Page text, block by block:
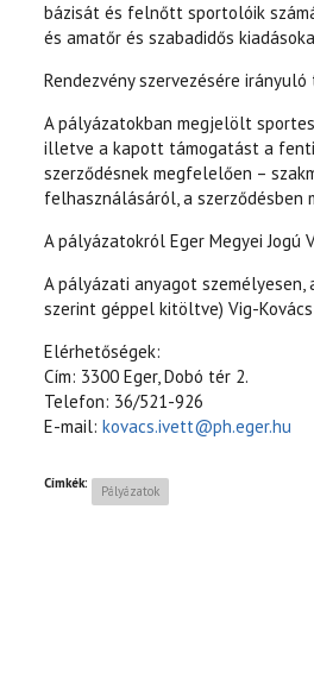
bázisát és felnőtt sportolóik
és amatőr és szabadidős
Rendezvény szervezésére
A pályázatokban megjelölt
illetve a kapott támogatást a
szerződésnek megfelelően –
felhasználásáról, a szerződésben
A pályázatokról Eger Megyei Jogú
A pályázati anyagot
szerint géppel kitöltve) Vig-
Elérhetőségek:
Cím: 3300 Eger, Dobó tér 2.
Telefon: 36/521-926
E-mail: kovacs.ivett@ph.eger.hu
Címkék: Pályázatok